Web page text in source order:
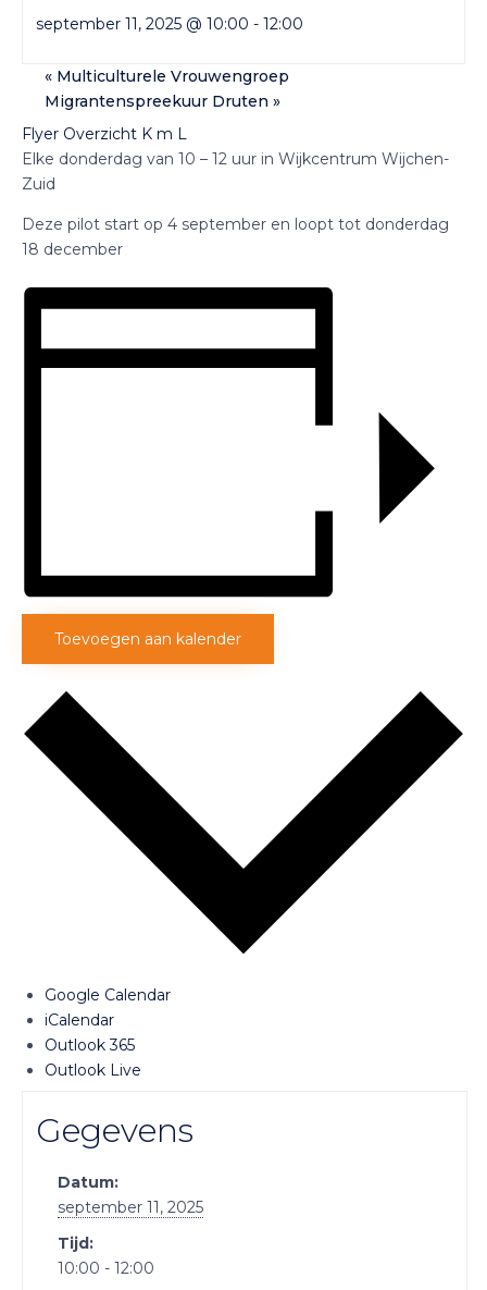
september 11, 2025 @ 10:00 -12:00
« Multiculturele Vrouwengroep
Migrantenspreekuur Druten »
Flyer Overzicht K m L
Elke donderdag van 10 – 12 uur in Wijkcentrum Wijchen-
Zuid
Deze pilot start op 4 september en loopt tot donderdag
18 december
Toevoegen aan kalender
Google Calendar
iCalendar
Outlook 365
Outlook Live
Gegevens
Datum:
september 11, 2025
Tijd:
10:00 - 12:00